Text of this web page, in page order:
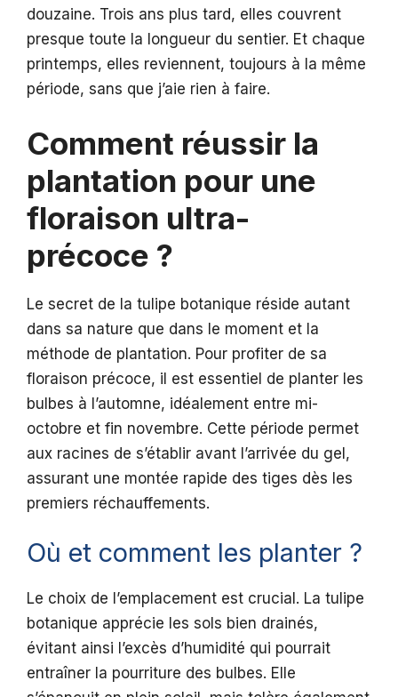
douzaine. Trois ans plus tard, elles couvrent
presque toute la longueur du sentier. Et chaque
printemps, elles reviennent, toujours à la même
période, sans que j’aie rien à faire.
Comment réussir la
plantation pour une
floraison ultra-
précoce ?
Le secret de la tulipe botanique réside autant
dans sa nature que dans le moment et la
méthode de plantation. Pour profiter de sa
floraison précoce, il est essentiel de planter les
bulbes à l’automne, idéalement entre mi-
octobre et fin novembre. Cette période permet
aux racines de s’établir avant l’arrivée du gel,
assurant une montée rapide des tiges dès les
premiers réchauffements.
Où et comment les planter ?
Le choix de l’emplacement est crucial. La tulipe
botanique apprécie les sols bien drainés,
évitant ainsi l’excès d’humidité qui pourrait
entraîner la pourriture des bulbes. Elle